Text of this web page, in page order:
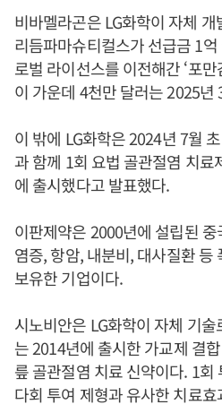
비바멜라곤은 LG화학이 자체
리듬파마슈티컬스가 선급금 1
로벌 라이선스를 이전해간 ‘포
이 가운데 4천만 달러는 2025년
이 밖에 LG화학은 2024년 7월
과 함께 1회 요법 골관절염 치료
에 출시했다고 발표했다.
이판제약은 2000년에 설립된
염증, 항암, 내분비, 대사질환 등
보유한 기업이다.
시노비안은 LG화학이 자체 기
는 2014년에 출시한 가교제 결
릎 골관절염 치료 신약이다. 1회
다회 투여 제형과 유사한 치료효